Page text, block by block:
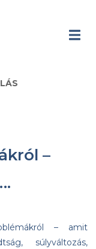
–
– amit
súlyváltozás,